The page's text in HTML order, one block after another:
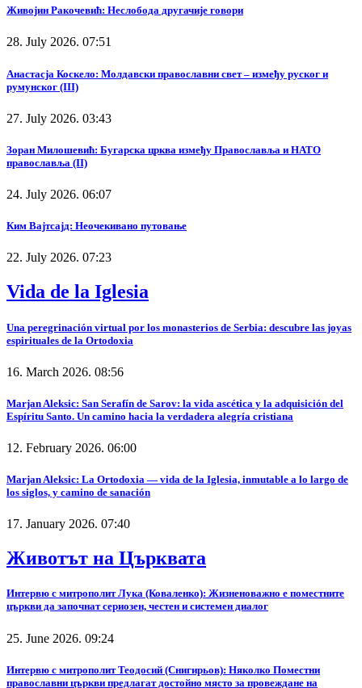
Живојин Ракочевић: Неслобода другачије говори
28. July 2026. 07:51
Анастасја Коскело: Молдавски православни свет – између руског и
румунског (III)
27. July 2026. 03:43
Зоран Милошевић: Бугарска црква између Православља и НАТО
православља (II)
24. July 2026. 06:07
Ким Вајтсајд: Неочекивано путовање
22. July 2026. 07:23
Vida de la Iglesia
Una peregrinación virtual por los monasterios de Serbia: descubre las joyas
espirituales de la Ortodoxia
16. March 2026. 08:56
Marjan Aleksic: San Serafín de Sarov: la vida ascética y la adquisición del
Espíritu Santo. Un camino hacia la verdadera alegría cristiana
12. February 2026. 06:00
Marjan Aleksic: La Ortodoxia — vida de la Iglesia, inmutable a lo largo de
los siglos, y camino de sanación
17. January 2026. 07:40
Животът на Църквата
Интервю с митрополит Лука (Коваленко): Жизненоважно е поместните
църкви да започнат сериозен, честен и системен диалог
25. June 2026. 09:24
Интервю с митрополит Теодосий (Снигирьов): Няколко Поместни
православни църкви предлагат достойно място за провеждане на